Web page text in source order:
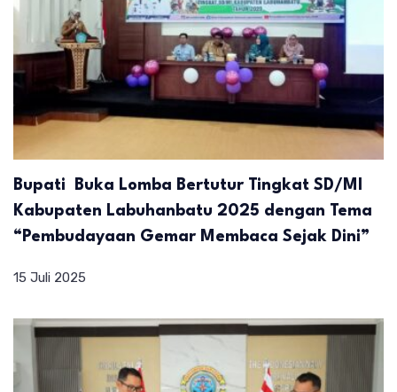
Bupati Buka Lomba Bertutur Tingkat SD/MI
Kabupaten Labuhanbatu 2025 dengan Tema
“Pembudayaan Gemar Membaca Sejak Dini”
15 Juli 2025